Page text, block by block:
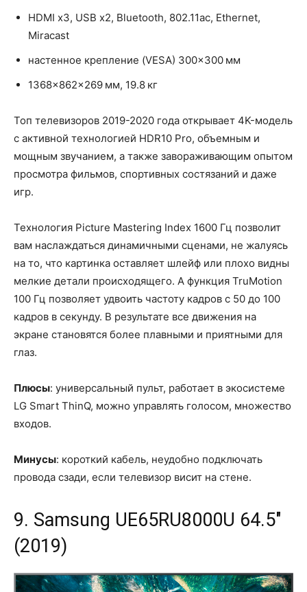
HDMI x3, USB x2, Bluetooth, 802.11ac, Ethernet,
Miracast
настенное крепление (VESA) 300×300 мм
1368x862x269 мм, 19.8 кг
Топ телевизоров 2019-2020 года открывает 4K-модель
с активной технологией HDR10 Pro, объемным и
мощным звучанием, а также завораживающим опытом
просмотра фильмов, спортивных состязаний и даже
игр.
Технология Picture Mastering Index 1600 Гц позволит
вам наслаждаться динамичными сценами, не жалуясь
на то, что картинка оставляет шлейф или плохо видны
мелкие детали происходящего. А функция TruMotion
100 Гц позволяет удвоить частоту кадров с 50 до 100
кадров в секунду. В результате все движения на
экране становятся более плавными и приятными для
глаз.
Плюсы: универсальный пульт, работает в экосистеме
LG Smart ThinQ, можно управлять голосом, множество
входов.
Минусы: короткий кабель, неудобно подключать
провода сзади, если телевизор висит на стене.
9. Samsung UE65RU8000U 64.5"
(2019)